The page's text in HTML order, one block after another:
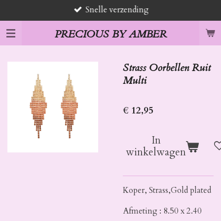
direct
naar
de
hoofdinhoud
PRECIOUS BY AMBER
Snelle verzending
Strass Oorbellen Ruit
Multi
€ 12,95
In
winkelwagen
Koper, Strass,Gold plated
Afmeting : 8.50 x 2.40